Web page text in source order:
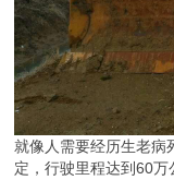
就像人需要经历生老病
定，行驶里程达到60